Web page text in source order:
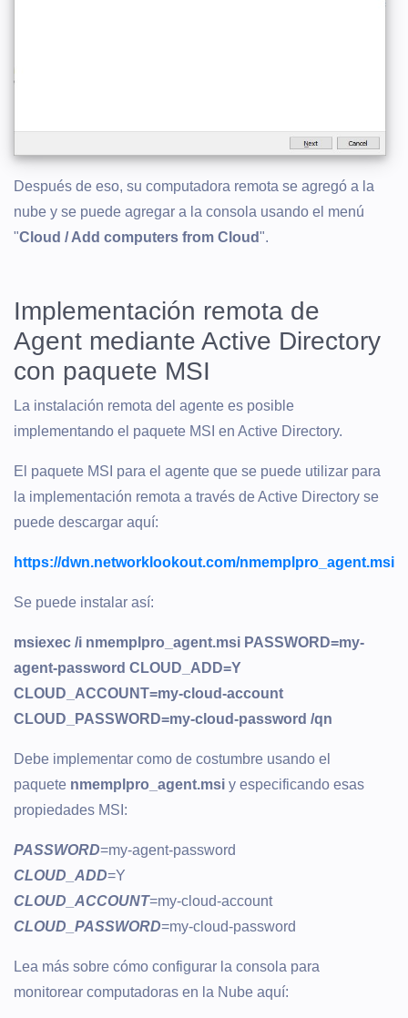
Después de eso, su computadora remota se agregó a la
nube y se puede agregar a la consola usando el menú
"Cloud / Add computers from Cloud".
Implementación remota de
Agent mediante Active Directory
con paquete MSI
La instalación remota del agente es posible
implementando el paquete MSI en Active Directory.
El paquete MSI para el agente que se puede utilizar para
la implementación remota a través de Active Directory se
puede descargar aquí:
https://dwn.networklookout.com/nmemplpro_agent.msi
Se puede instalar así:
msiexec /i nmemplpro_agent.msi PASSWORD=my-
agent-password CLOUD_ADD=Y
CLOUD_ACCOUNT=my-cloud-account
CLOUD_PASSWORD=my-cloud-password /qn
Debe implementar como de costumbre usando el
paquete nmemplpro_agent.msi y especificando esas
propiedades MSI:
PASSWORD=my-agent-password
CLOUD_ADD=Y
CLOUD_ACCOUNT=my-cloud-account
CLOUD_PASSWORD=my-cloud-password
Lea más sobre cómo configurar la consola para
monitorear computadoras en la Nube aquí: